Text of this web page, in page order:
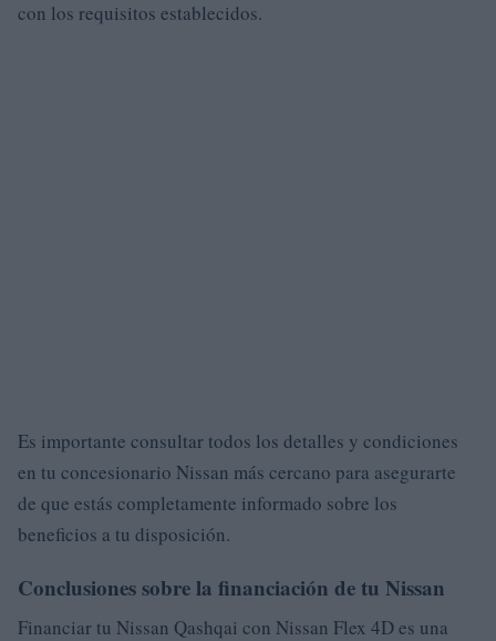
con los requisitos establecidos.
Es importante consultar todos los detalles y condiciones
en tu concesionario Nissan más cercano para asegurarte
de que estás completamente informado sobre los
beneficios a tu disposición.
Conclusiones sobre la financiación de tu Nissan
Financiar tu Nissan Qashqai con Nissan Flex 4D es una